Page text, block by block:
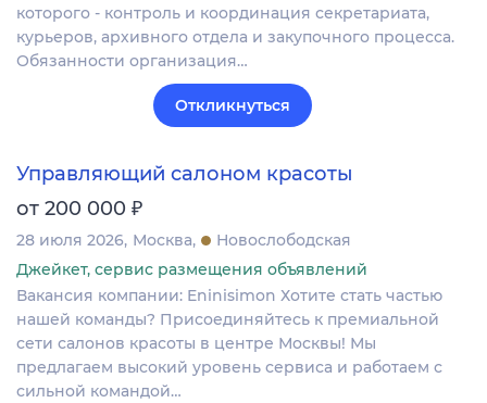
которого - контроль и координация секретариата,
курьеров, архивного отдела и закупочного процесса.
Обязанности организация…
Откликнуться
Управляющий салоном красоты
от 200 000 ₽
28 июля 2026 Москва
Новослободская
Джейкет, сервис размещения объявлений
Вакансия компании: Eninisimon Хотите стать частью
нашей команды? Присоединяйтесь к премиальной
сети салонов красоты в центре Москвы! Мы
предлагаем высокий уровень сервиса и работаем с
сильной командой…